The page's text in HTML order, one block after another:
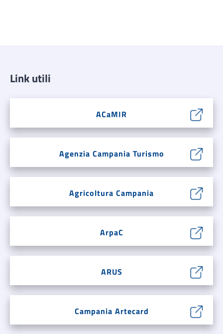
Link utili
ACaMIR
Agenzia Campania Turismo
Agricoltura Campania
ArpaC
ARUS
Campania Artecard